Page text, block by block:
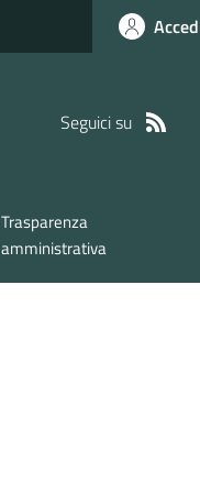
Seguici su
Trasparenza
amministrativa